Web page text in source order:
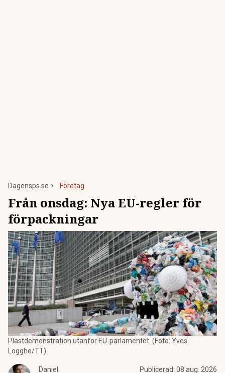
Dagensps.se Företag
Från onsdag: Nya EU-regler för
förpackningar
Plastdemonstration utanför EU-parlamentet. (Foto: Yves
Logghe/TT)
Daniel Publicerad: 08 aug. 2026